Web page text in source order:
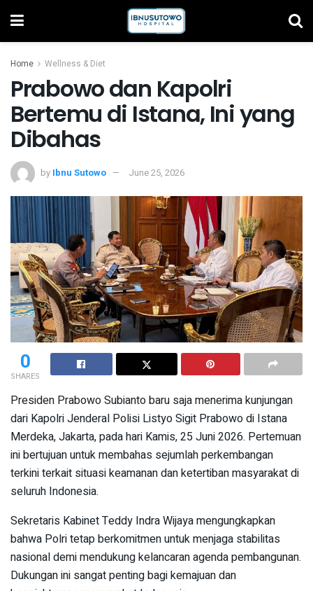
Home Wellness & Diet
Prabowo dan Kapolri
Bertemu di Istana, Ini yang
Dibahas
by Ibnu Sutowo June 25, 2026
0
SHARES
Presiden Prabowo Subianto baru saja menerima kunjungan
dari Kapolri Jenderal Polisi Listyo Sigit Prabowo di Istana
Merdeka, Jakarta, pada hari Kamis, 25 Juni 2026. Pertemuan
ini bertujuan untuk membahas sejumlah perkembangan
terkini terkait situasi keamanan dan ketertiban masyarakat di
seluruh Indonesia.
Sekretaris Kabinet Teddy Indra Wijaya mengungkapkan
bahwa Polri tetap berkomitmen untuk menjaga stabilitas
nasional demi mendukung kelancaran agenda pembangunan.
Dukungan ini sangat penting bagi kemajuan dan